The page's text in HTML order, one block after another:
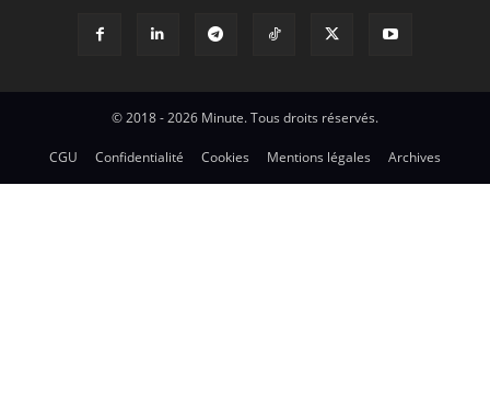
© 2018 - 2026 Minute. Tous droits réservés.
CGU Confidentialité Cookies Mentions légales Archives